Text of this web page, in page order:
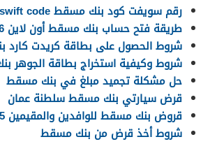
رقم سويفت كود بنك مسقط swift code
طريقة فتح حساب بنك مسقط أون لاين 2026
شروط الحصول على بطاقة كريدت
شروط وكيفية استخراج بطاقة الجوهر
حل مشكلة تجميد مبلغ في بنك مسقط
قرض سيارتي بنك مسقط سلطنة عمان
قروض بنك مسقط للوافدين والمقيمين 2025
شروط أخذ قرض من بنك مسقط